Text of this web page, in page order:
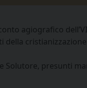
agiografico
della cristianizzazione
Solutore, presunti